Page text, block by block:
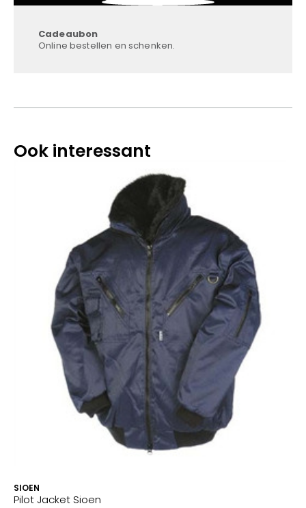
Cadeaubon
Online bestellen en schenken.
Ook interessant
SIOEN
Pilot Jacket Sioen